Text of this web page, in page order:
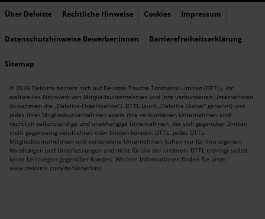
Über Deloitte Rechtliche Hinweise Cookies Impressum
Datenschutzhinweise Bewerber:innen Barrierefreiheitserklärung
Sitemap
© 2026 Deloitte bezieht sich auf Deloitte Touche Tohmatsu Limited (DTTL), ihr
weltweites Netzwerk von Mitgliedsunternehmen und ihre verbundenen Unternehmen
(zusammen die „Deloitte-Organisation“). DTTL (auch „Deloitte Global“ genannt) und
jedes ihrer Mitgliedsunternehmen sowie ihre verbundenen Unternehmen sind
rechtlich selbstständige und unabhängige Unternehmen, die sich gegenüber Dritten
nicht gegenseitig verpflichten oder binden können. DTTL, jedes DTTL-
Mitgliedsunternehmen und verbundene Unternehmen haften nur für ihre eigenen
Handlungen und Unterlassungen und nicht für die der anderen. DTTL erbringt selbst
keine Leistungen gegenüber Kunden. Weitere Informationen finden Sie unter
www.deloitte.com/de/UeberUns.